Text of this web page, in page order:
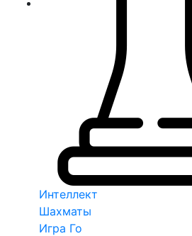
Интеллект
Шахматы
Игра Го